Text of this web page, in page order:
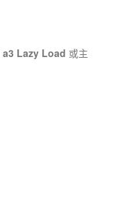
a3 Lazy Load 或主